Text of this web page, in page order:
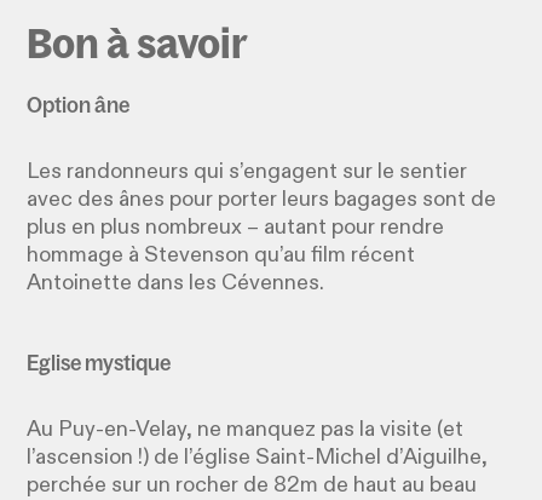
Bon à savoir
Option âne
Les randonneurs qui s’engagent sur le sentier
avec des ânes pour porter leurs bagages sont de
plus en plus nombreux – autant pour rendre
hommage à Stevenson qu’au film récent
Antoinette dans les Cévennes.
Eglise mystique
Au Puy-en-Velay, ne manquez pas la visite (et
l’ascension !) de l’église Saint-Michel d’Aiguilhe,
perchée sur un rocher de 82m de haut au beau